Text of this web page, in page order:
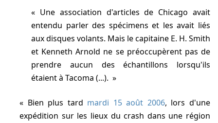
Une association d'articles de Chicago avait
entendu parler des spécimens et les avait liés
aux disques volants. Mais le capitaine E. H. Smith
et Kenneth Arnold ne se préoccupèrent pas de
prendre aucun des échantillons lorsqu'ils
étaient à Tacoma (...).
Bien plus tard mardi 15 août 2006, lors d'une
expédition sur les lieux du crash dans une région